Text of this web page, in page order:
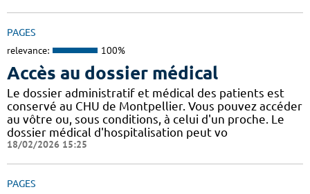
PAGES
relevance: 100%
Accès au dossier médical
Le dossier administratif et médical des patients est
conservé au CHU de Montpellier. Vous pouvez accéder
au vôtre ou, sous conditions, à celui d'un proche. Le
dossier médical d'hospitalisation peut vo
18/02/2026 15:25
PAGES